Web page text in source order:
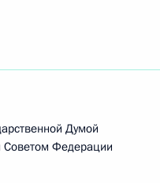
Думой
Федерации